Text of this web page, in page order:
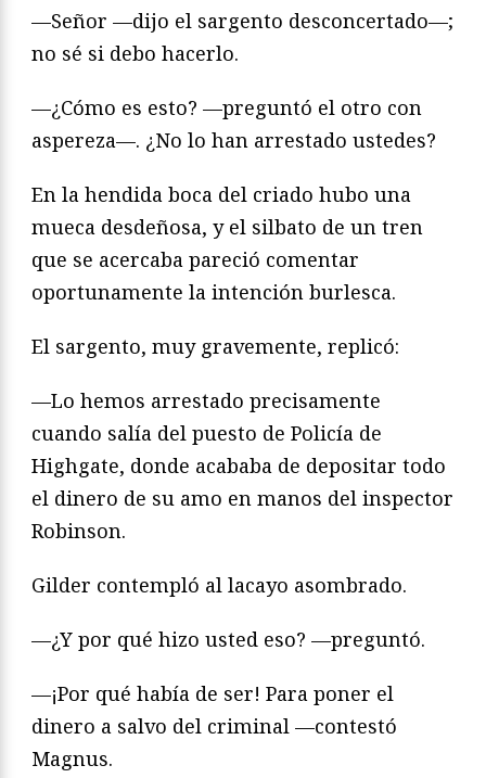
—Señor —dijo el sargento desconcertado—;
no sé si debo hacerlo.
—¿Cómo es esto? —preguntó el otro con
aspereza—. ¿No lo han arrestado ustedes?
En la hendida boca del criado hubo una
mueca desdeñosa, y el silbato de un tren
que se acercaba pareció comentar
oportunamente la intención burlesca.
El sargento, muy gravemente, replicó:
—Lo hemos arrestado precisamente
cuando salía del puesto de Policía de
Highgate, donde acababa de depositar todo
el dinero de su amo en manos del inspector
Robinson.
Gilder contempló al lacayo asombrado.
—¿Y por qué hizo usted eso? —preguntó.
—¡Por qué había de ser! Para poner el
dinero a salvo del criminal —contestó
Magnus.